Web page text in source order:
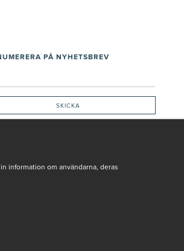
PÅ NYHETSBREV
information om användarna, deras